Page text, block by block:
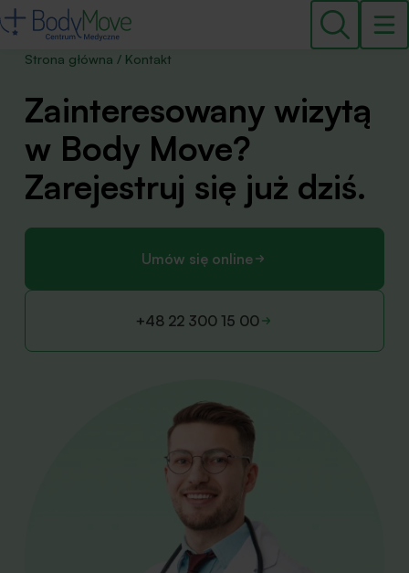
Strona główna / Kontakt
Zaintere­sowany wizytą
w Body Move?
Zarejestruj się już dziś.
Umów się online
+48 22 300 15 00